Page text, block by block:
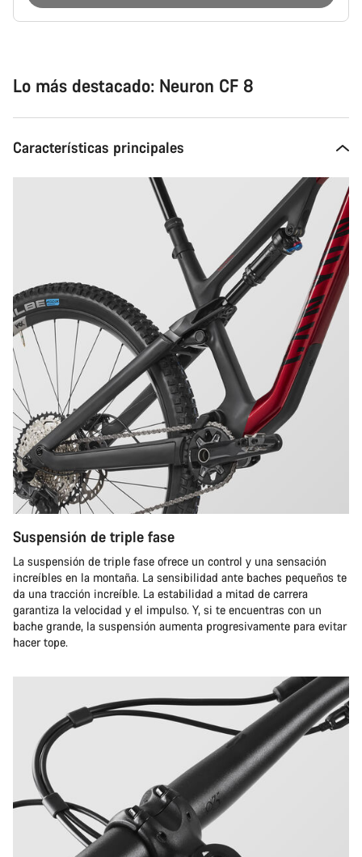
Lo más destacado: Neuron CF 8
Características principales
Suspensión de triple fase
La suspensión de triple fase ofrece un control y una sensación
increíbles en la montaña. La sensibilidad ante baches pequeños te
da una tracción increíble. La estabilidad a mitad de carrera
garantiza la velocidad y el impulso. Y, si te encuentras con un
bache grande, la suspensión aumenta progresivamente para evitar
hacer tope.